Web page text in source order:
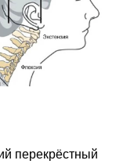
перекрёстный